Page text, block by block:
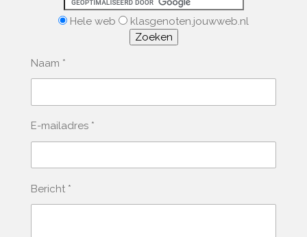
Hele web klasgenoten.jouwweb.nl
Naam *
E-mailadres *
Bericht *